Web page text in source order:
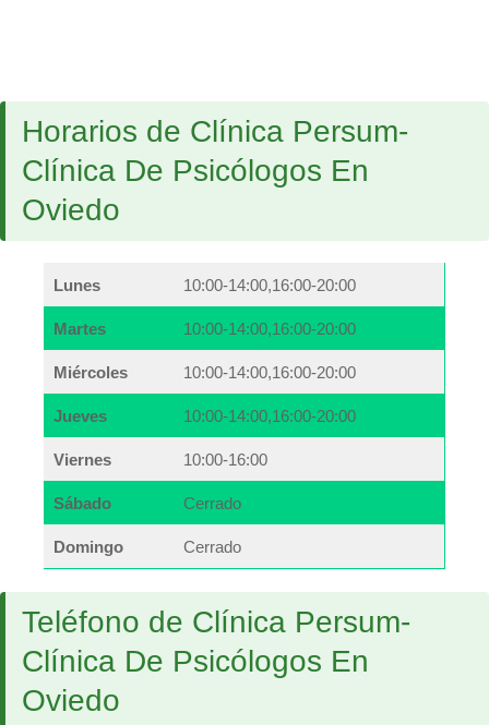
Horarios de Clínica Persum-
Clínica De Psicólogos En
Oviedo
Lunes 10:00-14:00,16:00-20:00
Martes 10:00-14:00,16:00-20:00
Miércoles 10:00-14:00,16:00-20:00
Jueves 10:00-14:00,16:00-20:00
Viernes 10:00-16:00
Sábado Cerrado
Domingo Cerrado
Teléfono de Clínica Persum-
Clínica De Psicólogos En
Oviedo